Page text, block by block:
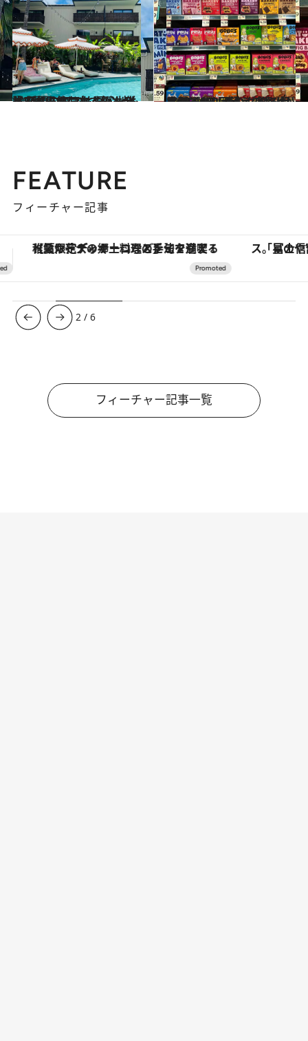
2025.10.17
【ワイキキおすすめホテル3選】コスパも居心地も◎ 話題のカフェやバー併設で女子旅にも人気！
旅＆お出かけ 2025.8.15
ハワイ100回超えの達人が本気でセレクト！ 贈る相手別・$5以下のグルメ土産10選
旅＆お出かけ
FEATURE
フィーチャー記事
「星のや富士」でデジタルデトックス。冨士信仰の歴史を辿り、心身を調える。
3 /6
フィーチャー記事一覧